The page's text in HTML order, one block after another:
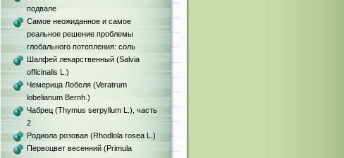
подвале
Самое неожиданное и самое
реальное решение проблемы
глобального потепления: соль
Шалфей лекарственный (Salvia
officinalis L.)
Чемерица Лобеля (Veratrum
lobelianum Bernh.)
Чабрец (Thymus serpyllum L.), часть
2
Родиола розовая (Rhodlola rosea L.)
Первоцвет весенний (Primula